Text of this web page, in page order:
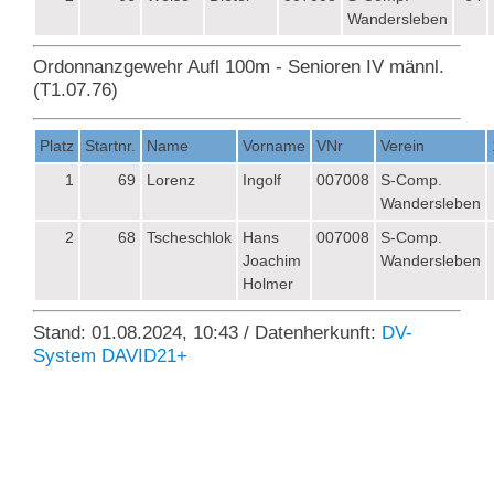
Wandersleben
Ordonnanzgewehr Aufl 100m - Senioren IV männl.
(T1.07.76)
Platz Startnr. Name Vorname VNr Verein
1
69 Lorenz Ingolf 007008
S-Comp.
Wandersleben
2
68 Tscheschlok
Hans
Joachim
Holmer
007008
S-Comp.
Wandersleben
Stand: 01.08.2024, 10:43 / Datenherkunft: DV-
System DAVID21+